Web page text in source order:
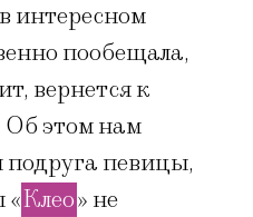
интересном
пообещала,
вернется к
Об этом нам
подруга певицы,
«Клео» не